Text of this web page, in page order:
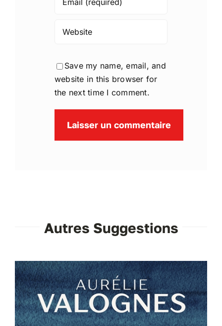
Save my name, email, and
website in this browser for
the next time I comment.
Autres Suggestions